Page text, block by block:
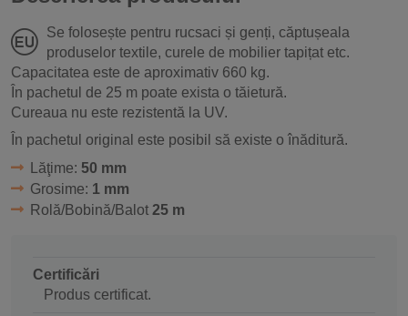
Se folosește pentru rucsaci și genți, căptușeala
produselor textile, curele de mobilier tapițat etc.
Capacitatea este de aproximativ 660 kg.
În pachetul de 25 m poate exista o tăietură.
Cureaua nu este rezistentă la UV.
În pachetul original este posibil să existe o înăditură.
Lăţime: 50 mm
Grosime: 1 mm
Rolă/Bobină/Balot 25 m
Certificări
Produs certificat.